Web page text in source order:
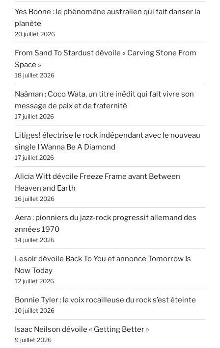
Yes Boone : le phénomène australien qui fait danser la
planète
20 juillet 2026
From Sand To Stardust dévoile « Carving Stone From
Space »
18 juillet 2026
Naâman : Coco Wata, un titre inédit qui fait vivre son
message de paix et de fraternité
17 juillet 2026
Litiges! électrise le rock indépendant avec le nouveau
single I Wanna Be A Diamond
17 juillet 2026
Alicia Witt dévoile Freeze Frame avant Between
Heaven and Earth
16 juillet 2026
Aera : pionniers du jazz-rock progressif allemand des
années 1970
14 juillet 2026
Lesoir dévoile Back To You et annonce Tomorrow Is
Now Today
12 juillet 2026
Bonnie Tyler : la voix rocailleuse du rock s’est éteinte
10 juillet 2026
Isaac Neilson dévoile « Getting Better »
9 juillet 2026